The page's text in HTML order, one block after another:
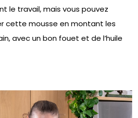
le travail, mais vous pouvez
cette mousse en montant les
avec un bon fouet et de l’huile